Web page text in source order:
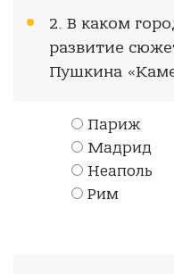
2. В каком
развитие
Пушкина
Париж
Мадрид
Неаполь
Рим